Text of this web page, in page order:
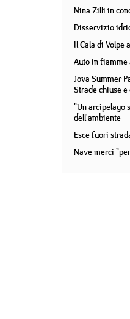
Nina Zilli in
Disservizio
Il Cala di Volpe
Auto in fiamme
Jova Summer
Strade chiuse
"Un arcipelago
dell'ambiente
Esce fuori
Nave merci